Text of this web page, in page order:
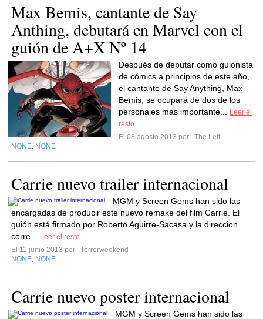
Max Bemis, cantante de Say
Anthing, debutará en Marvel con el
guión de A+X Nº 14
Después de debutar como guionista
de cómics a principios de este año,
el cantante de Say Anything, Max
Bemis, se ocupará de dos de los
personajes más importante...
Leer el
resto
El 08 agosto 2013 por
The Leff
NONE NONE
Carrie nuevo trailer internacional
MGM y Screen Gems han sido las
encargadas de producir este nuevo remake del film Carrie. El
guión está firmado por Roberto Aguirre-Sacasa y la direccion
corre...
Leer el resto
El 11 junio 2013 por
Terrorweekend
NONE NONE
Carrie nuevo poster internacional
MGM y Screen Gems han sido las